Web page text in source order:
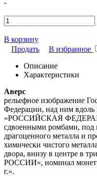
-
В корзину
Продать
В избранное
Описание
Характеристики
Аверс
рельефное изображение
Федерации, над ним
«РОССИЙСКАЯ
сдвоенными ромбами, под
драгоценного металла и
химически чистого
двора, внизу в центре в
РОССИИ», номинал
г.».